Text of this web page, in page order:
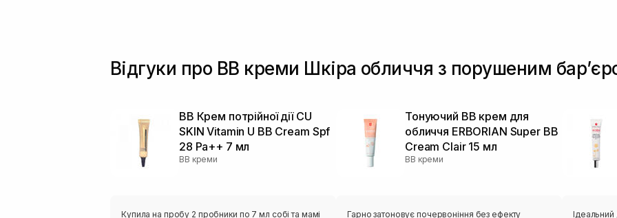
Відгуки про BB креми Шкіра обличчя з порушеним
BB Крем потрійної дії CU
SKIN Vitamin U BB Cream Spf
28 Pa++ 7 мл
BB креми
Купила на пробу 2 пробники по 7 мл собі та мамі
Тонуючий BB крем для
обличчя ERBORIAN Super ВВ
Cream Clair 15 мл
BB креми
Гарно затоновує почервоніння без ефекту